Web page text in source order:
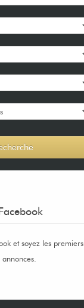
et soyez les premiers